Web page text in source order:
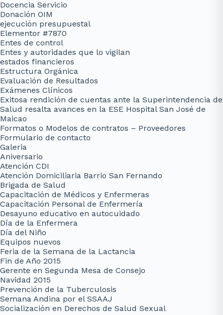
Docencia Servicio
Donación OIM
ejecución presupuestal
Elementor #7870
Entes de control
Entes y autoridades que lo vigilan
estados financieros
Estructura Orgánica
Evaluación de Resultados
Exámenes Clínicos
Exitosa rendición de cuentas ante la Superintendencia de
Salud resalta avances en la ESE Hospital San José de
Maicao
Formatos o Modelos de contratos – Proveedores
Formulario de contacto
Galeria
Aniversario
Atención CDI
Atención Domiciliaria Barrio San Fernando
Brigada de Salud
Capacitación de Médicos y Enfermeras
Capacitación Personal de Enfermería
Desayuno educativo en autocuidado
Día de la Enfermera
Día del Niño
Equipos nuevos
Feria de la Semana de la Lactancia
Fin de Año 2015
Gerente en Segunda Mesa de Consejo
Navidad 2015
Prevención de la Tuberculosis
Semana Andina por el SSAAJ
Socialización en Derechos de Salud Sexual